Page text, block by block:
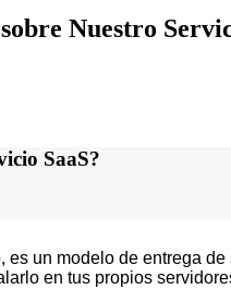
Nuestro
SaaS?
es un modelo de entrega
en tus propios